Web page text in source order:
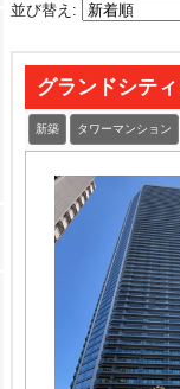
並び替え:
グランドシテ
新築 タワーマンション